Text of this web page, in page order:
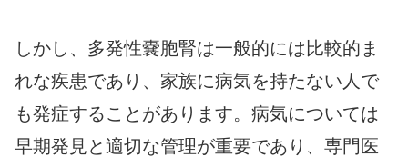
しかし、多発性嚢胞腎は一般的には比較的ま
れな疾患であり、家族に病気を持たない人で
も発症することがあります。病気については
早期発見と適切な管理が重要であり、専門医